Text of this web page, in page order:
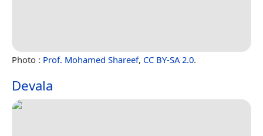
Photo : Prof. Mohamed Shareef, CC BY-SA 2.0.
Devala